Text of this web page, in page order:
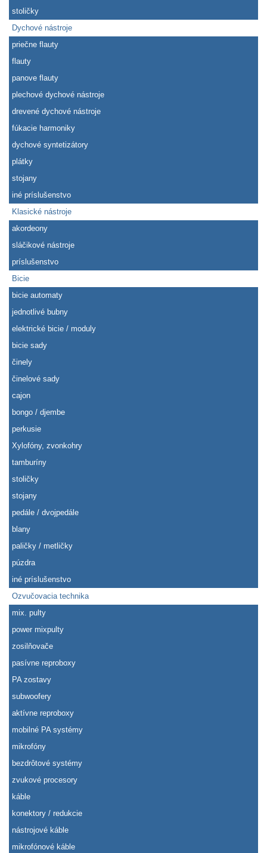
stoličky
Dychové nástroje
priečne flauty
flauty
panove flauty
plechové dychové nástroje
drevené dychové nástroje
fúkacie harmoniky
dychové syntetizátory
plátky
stojany
iné príslušenstvo
Klasické nástroje
akordeony
sláčikové nástroje
príslušenstvo
Bicie
bicie automaty
jednotlivé bubny
elektrické bicie / moduly
bicie sady
činely
činelové sady
cajon
bongo / djembe
perkusie
Xylofóny, zvonkohry
tamburíny
stoličky
stojany
pedále / dvojpedále
blany
paličky / metličky
púzdra
iné príslušenstvo
Ozvučovacia technika
mix. pulty
power mixpulty
zosilňovače
pasívne reproboxy
PA zostavy
subwoofery
aktívne reproboxy
mobilné PA systémy
mikrofóny
bezdrôtové systémy
zvukové procesory
káble
konektory / redukcie
nástrojové káble
mikrofónové káble